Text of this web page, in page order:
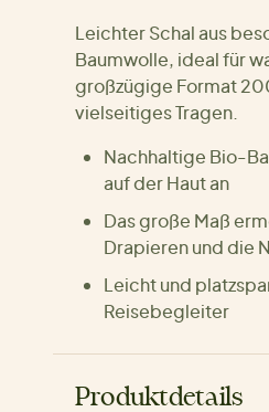
Leichter Schal aus
Baumwolle, ideal für
großzügige Format
vielseitiges Tragen.
Nachhaltige Bio-
auf der Haut an
Das große Maß
Drapieren und die
Leicht und
Reisebegleiter
Produktdetails